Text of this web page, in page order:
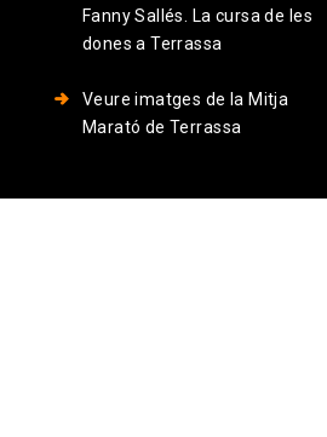
Fanny Sallés. La cursa de les
dones a Terrassa
Veure imatges de la Mitja
Marató de Terrassa